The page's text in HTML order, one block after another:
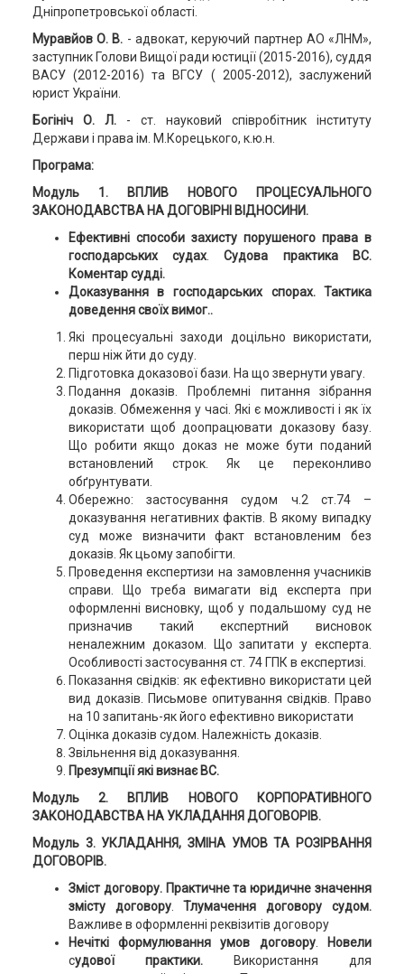
Дніпропетровської області.
Муравйов О. В. - адвокат, керуючий партнер АО «ЛНМ»,
заступник Голови Вищої ради юстиції (2015-2016), суддя
ВАСУ (2012-2016) та ВГСУ ( 2005-2012), заслужений
юрист України.
Богініч О. Л.- ст. науковий співробітник інституту
Держави і права ім. М.Корецького, к.ю.н.
Програма:
Модуль 1. ВПЛИВ НОВОГО ПРОЦЕСУАЛЬНОГО
ЗАКОНОДАВСТВА НА ДОГОВІРНІ ВІДНОСИНИ.
Ефективні способи захисту порушеного права в
господарських судах .Судова практика ВС.
Коментар судді.
Доказування в господарських спорах. Тактика
доведення своїх вимог..
Які процесуальні заходи доцільно використати,
перш ніж йти до суду.
Підготовка доказової бази. На що звернути увагу.
Подання доказів. Проблемні питання зібрання
доказів. Обмеження у часі. Які є можливості і як їх
використати щоб доопрацювати доказову базу.
Що робити якщо доказ не може бути поданий
встановлений строк. Як це переконливо
обґрунтувати.
Обережно: застосування судом ч.2 ст.74 –
доказування негативних фактів. В якому випадку
суд може визначити факт встановленим без
доказів. Як цьому запобігти.
Проведення експертизи на замовлення учасників
справи. Що треба вимагати від експерта при
оформленні висновку, щоб у подальшому суд не
призначив такий експертний висновок
неналежним доказом. Що запитати у експерта.
Особливості застосування ст. 74 ГПК в експертизі.
Показання свідків: як ефективно використати цей
вид доказів. Письмове опитування свідків. Право
на 10 запитань-як його ефективно використати
Оцінка доказів судом. Належність доказів.
Звільнення від доказування.
Презумпції які визнає ВС.
Модуль 2. ВПЛИВ НОВОГО КОРПОРАТИВНОГО
ЗАКОНОДАВСТВА НА УКЛАДАННЯ ДОГОВОРІВ.
Модуль 3. УКЛАДАННЯ, ЗМІНА УМОВ ТА РОЗІРВАННЯ
ДОГОВОРІВ.
Зміст договору. Практичне та юридичне значення
змісту договору.Тлумачення договору судом.
Важливе в оформленні реквізитів договору
Нечіткі формулювання умов договору.
Новели
судової практики.
Використання для